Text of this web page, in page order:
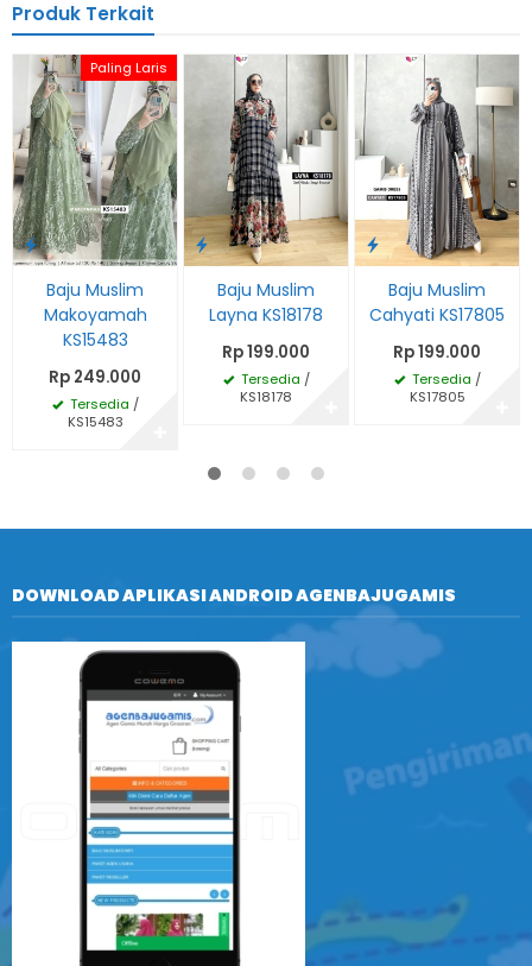
Produk Terkait
Paling Laris
Baju Muslim
Makoyamah
KS15483
Rp 249.000
Tersedia /
KS15483
Baju Muslim
Layna KS18178
Rp 199.000
Tersedia /
KS18178
Baju Muslim
Cahyati KS17805
Rp 199.000
Tersedia /
KS17805
DOWNLOAD APLIKASI ANDROID AGENBAJUGAMIS